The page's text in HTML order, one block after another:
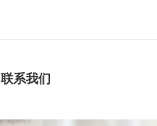
联系我们